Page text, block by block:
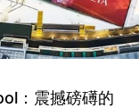
：震撼磅礡的